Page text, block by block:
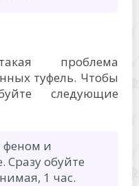
проблема
туфель. Чтобы
следующие
феном и
Сразу обуйте
1 час.